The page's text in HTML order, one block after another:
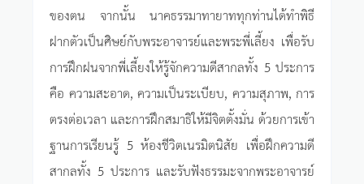
ของตน จากนั้น นาคธรรมาทายาททุกท่านได้ทำพิธี
ฝากตัวเป็นศิษย์กับพระอาจารย์และพระพี่เลี้ยง เพื่อรับ
การฝึกฝนจากพี่เลี้ยงให้รู้จักความดีสากลทั้ง 5 ประการ
คือ ความสะอาด, ความเป็นระเบียบ, ความสุภาพ, การ
ตรงต่อเวลา และการฝึกสมาธิให้มีจิตตั้งมั่น ด้วยการเข้า
ฐานการเรียนรู้ 5 ห้องชีวิตเนรมิตนิสัย เพื่อฝึกความดี
สากลทั้ง 5 ประการ และรับฟังธรรมะจากพระอาจารย์